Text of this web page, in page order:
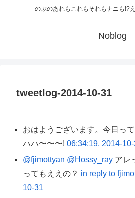
のぶのあれもこれもそれもナニも!?
Noblog
tweetlog-2014-10-31
おはようございます。今日っ
ハハ〜〜〜!06:34:19, 2014-
@fjimottyan @Hossy_ray アレ
ってもええの？ in reply to
10-31